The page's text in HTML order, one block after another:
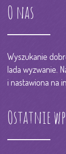
O nas
Wyszukanie
lada wyzwanie.
i nastawiona na
Ostatnie